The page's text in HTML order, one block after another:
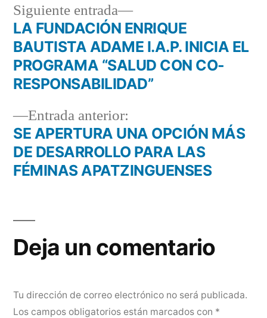
Navegación
de
entradas
Entrada anterior:
anterior:
SE APERTURA UNA OPCIÓN MÁS
DE DESARROLLO PARA LAS
FÉMINAS APATZINGUENSES
Siguiente entrada
Siguiente
entrada:
LA FUNDACIÓN ENRIQUE
BAUTISTA ADAME I.A.P. INICIA EL
PROGRAMA “SALUD CON CO-
RESPONSABILIDAD”
Deja un comentario
Tu dirección de correo electrónico no será publicada.
Los campos obligatorios están marcados con *